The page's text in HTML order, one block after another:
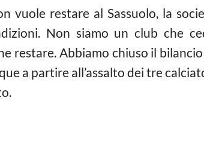
vuole restare al Sassuolo, la
Non siamo un club che
restare. Abbiamo chiuso il
a partire all’assalto dei tre